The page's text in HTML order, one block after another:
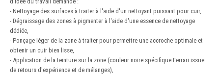
- Nettoyage des surfaces à traiter à l'aide d'un nettoyant puissant pour cuir,
- Dégraissage des zones à pigmenter à l'aide d'une essence de nettoyage
dédiée,
- Ponçage léger de la zone à traiter pour permettre une accroche optimale et
obtenir un cuir bien lisse,
- Application de la teinture sur la zone (couleur noire spécifique Ferrari issue
de retours d'expérience et de mélanges),